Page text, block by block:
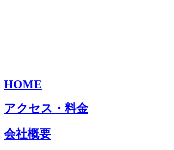
HOME
アクセス・料金
会社概要